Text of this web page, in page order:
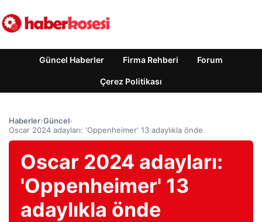
Güncel Haberler Firma Rehberi Forum
Çerez Politikası
Haberler›Güncel›
Oscar 2024 adayları: 'Oppenheimer' 13 adaylıkla önde
Oscar 2024 adayları:
'Oppenheimer' 13
adaylıkla önde